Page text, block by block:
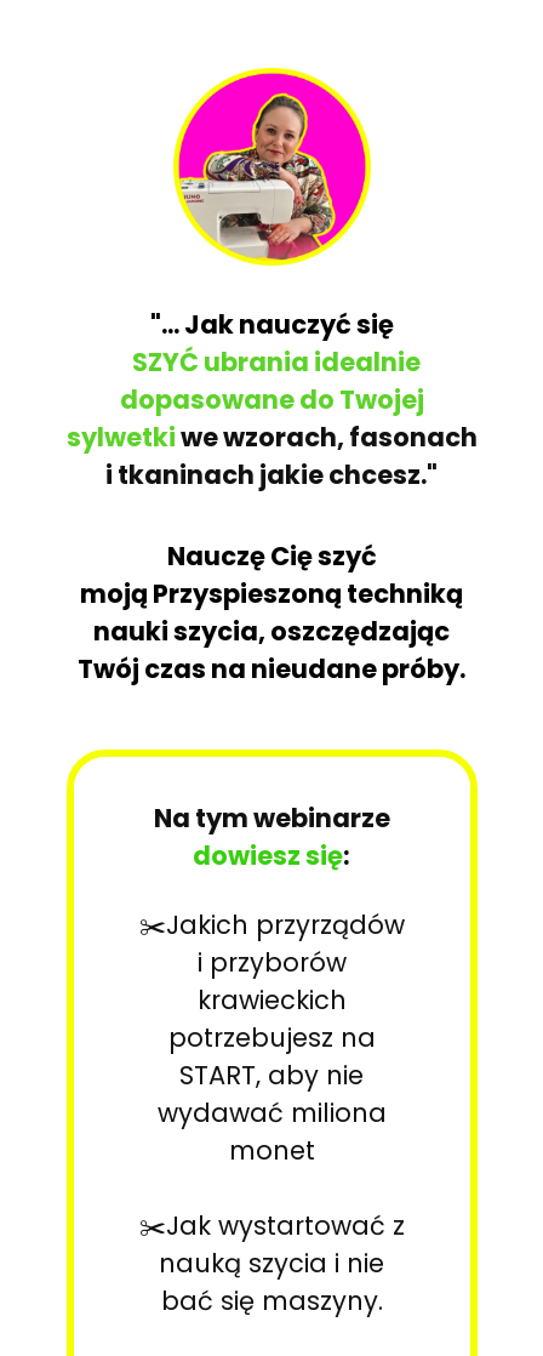
"... Jak nauczyć się
SZYĆ ubrania idealnie
dopasowane do Twojej
sylwetkiwe wzorach, fasonach
i tkaninach jakie chcesz."
Nauczę Cię szyć
moją Przyspieszoną techniką
nauki szycia, oszczędzając
Twój czas na nieudane próby.
Na tym webinarze
dowiesz się:
✂️Jakich przyrządów
i przyborów
krawieckich
potrzebujesz na
START, aby nie
wydawać miliona
monet
✂️Jak wystartować z
nauką szycia i nie
bać się maszyny.